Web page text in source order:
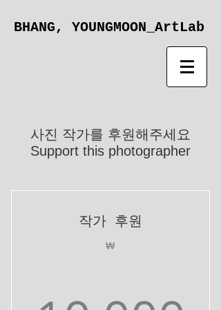
BHANG, YOUNGMOON_ArtLab
사진 작가를 후원해주세요
Support this photographer
작가 후원
₩